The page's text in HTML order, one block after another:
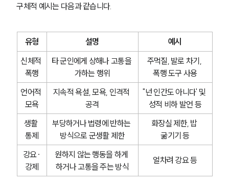
구체적 예시는 다음과 같습니다.
유형 설명
예시
신체적
폭행
타 군인에게 상해나 고통을
가하는 행위
주먹질, 발로 차기,
폭행 도구 사용
언어적
모욕
지속적 욕설, 모욕, 인격적
공격
"넌 인간도 아니다' 및
성적 비하 발언 등
생활
통제
부당하거나 법령에 반하는
방식으로 군생활 제한
화장실 제한, 밥
굶기기 등
강요∙
강제
원하지 않는 행동을 하게
하거나 고통을 주는 방식
얼차려 강요 등